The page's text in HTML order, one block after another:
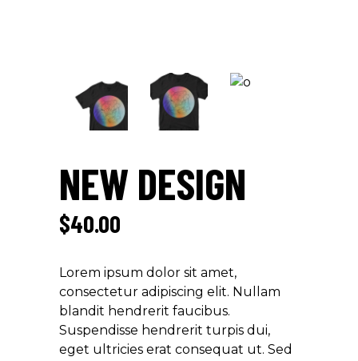
NEW DESIGN
$40.00
Lorem ipsum dolor sit amet,
consectetur adipiscing elit. Nullam
blandit hendrerit faucibus.
Suspendisse hendrerit turpis dui,
eget ultricies erat consequat ut. Sed